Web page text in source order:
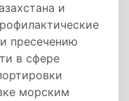
и
пресечению
в сфере
морским